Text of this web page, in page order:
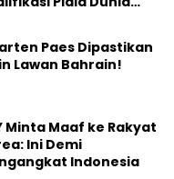
Paes Dipastikan
Lawan Bahrain!
Minta Maaf ke Rakyat
Ini Demi
Indonesia